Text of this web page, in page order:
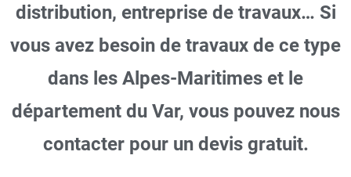
distribution, entreprise de travaux… Si
vous avez besoin de travaux de ce type
dans les Alpes-Maritimes et le
département du Var, vous pouvez nous
contacter pour un devis gratuit.